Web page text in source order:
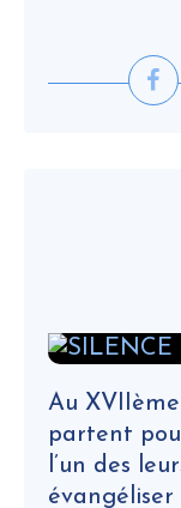
Au
partent
l’un des